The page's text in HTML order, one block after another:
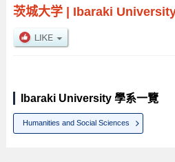
茨城大学| Ibaraki
Ibaraki University 學系一覽
Humanities and Social Sciences